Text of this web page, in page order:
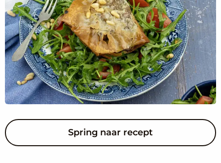
Spring naar recept